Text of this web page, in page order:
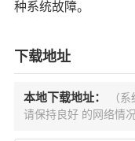
种系统故障。
下载地址
本地下载地址：
（
请保持良好 的网络情况